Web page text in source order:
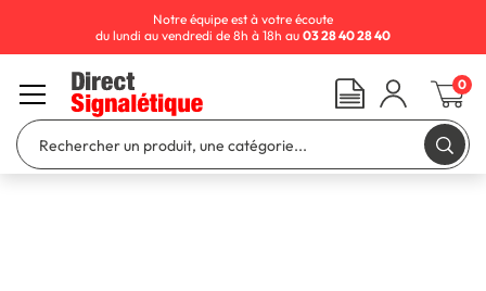
Notre équipe est à votre écoute
du lundi au vendredi de 8h à 18h au 03 28 40 28 40
0